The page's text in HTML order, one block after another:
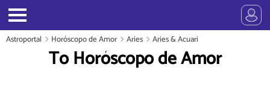
Astroportal Horóscopo de Amor Aries Aries & Acuari
To Horóscopo de Amor